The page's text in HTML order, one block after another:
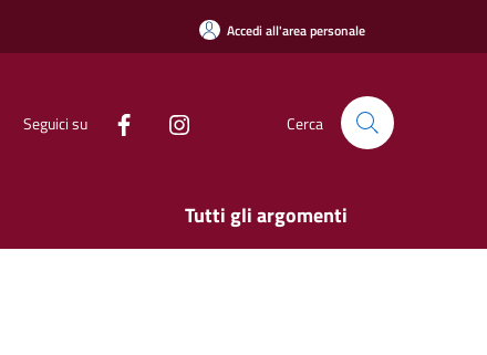
Accedi all'area personale
Seguici su Cerca
Tutti gli argomenti